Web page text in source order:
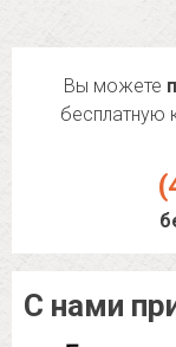
Вы можете
бесплатную
С нами